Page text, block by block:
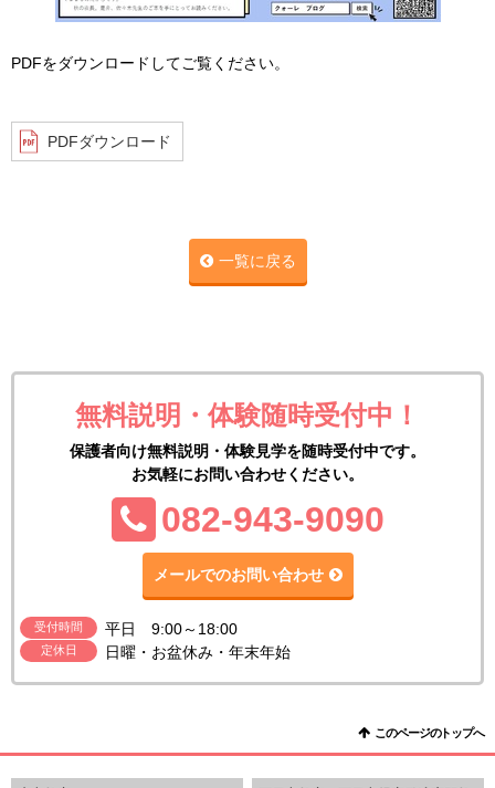
PDFをダウンロードしてご覧ください。
PDFダウンロード
一覧に戻る
無料説明・体験随時受付中！
保護者向け無料説明・体験見学を随時受付中です。
お気軽にお問い合わせください。
TEL:
082-943-9090
メールでのお問い合わせ
受付時間 平日 9:00～18:00
定休日 日曜・お盆休み・年末年始
このページのトップへ